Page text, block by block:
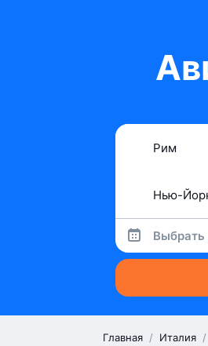
Выбрать
Главная / Италия /